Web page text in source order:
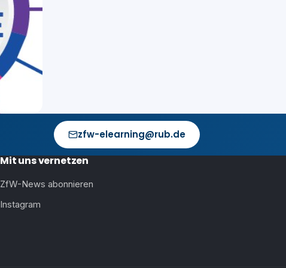
zfw-elearning@rub.de
Mit uns vernetzen
ZfW-News abonnieren
Instagram